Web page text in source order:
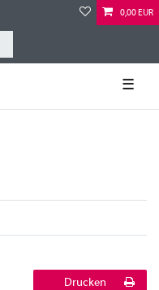
0,00 EUR
☰
Drucken